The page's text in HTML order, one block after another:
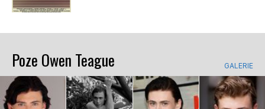
Poze Owen Teague GALERIE